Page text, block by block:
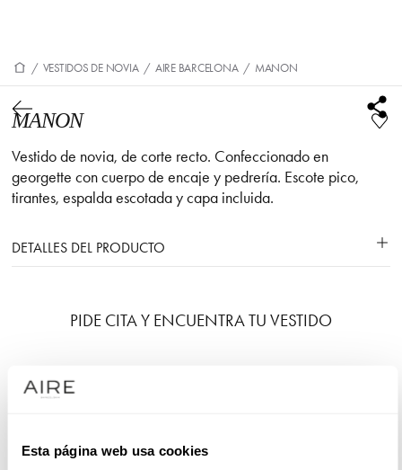
Esta página web usa cookies
/ VESTIDOS DE NOVIA / AIRE BARCELONA / MANON
MANON
Vestido de novia, de corte recto. Confeccionado en
georgette con cuerpo de encaje y pedrería. Escote pico,
tirantes, espalda escotada y capa incluida.
DETALLES DEL PRODUCTO
PIDE CITA Y ENCUENTRA TU VESTIDO